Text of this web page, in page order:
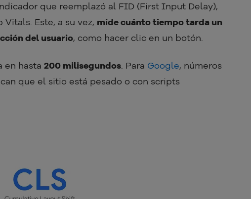
que reemplazó al FID (First Input Delay),
Este, a su vez, mide cuánto tiempo tarda un
del usuario, como hacer clic en un botón.
en hasta 200 milisegundos. Para Google, números
que el sitio está pesado o con scripts